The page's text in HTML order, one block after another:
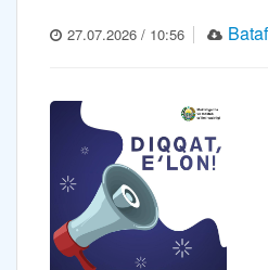
27.07.2026 / 10:56